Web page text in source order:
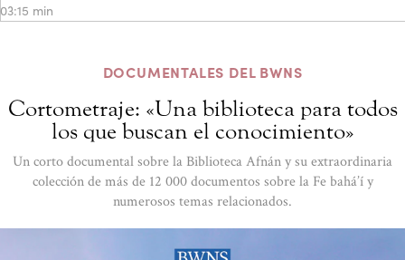
03:15 min
DOCUMENTALES DEL BWNS
Cortometraje: «Una biblioteca para todos
los que buscan el conocimiento»
Un corto documental sobre la Biblioteca Afnán y su extraordinaria
colección de más de 12 000 documentos sobre la Fe bahá’í y
numerosos temas relacionados.